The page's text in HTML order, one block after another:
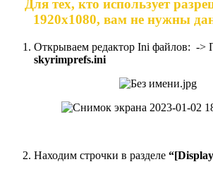
Для тех, кто использует
1920х1080, вам не нужны
Открываем редактор Ini файлов: ->
skyrimprefs.ini
Находим строчки в разделе